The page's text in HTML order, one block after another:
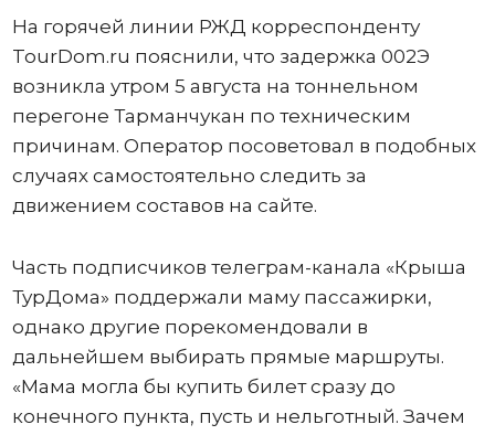
На горячей линии РЖД корреспонденту
TourDom.ru пояснили, что задержка 002Э
возникла утром 5 августа на тоннельном
перегоне Тарманчукан по техническим
причинам. Оператор посоветовал в подобных
случаях самостоятельно следить за
движением составов на сайте.
Часть подписчиков телеграм-канала «Крыша
ТурДома» поддержали маму пассажирки,
однако другие порекомендовали в
дальнейшем выбирать прямые маршруты.
«Мама могла бы купить билет сразу до
конечного пункта, пусть и нельготный. Зачем